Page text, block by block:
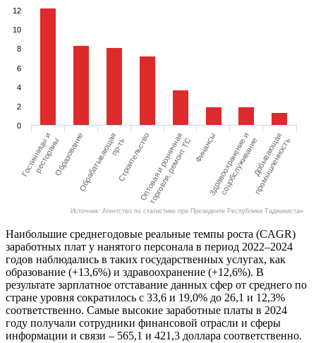
Гостинницы и
рестораныОбразованиеОбрабатывающаяпр-тьСтроительствоОптовая и розничная
торговля, ремонт ТС ФинансыЗдравоохранение и
соцобслуживаниеДобывающая
промышленность
0
2
4
6
8
10
12
Источник: Агентство по статистике при Президенте Республики Таджикистан
Наибольшие среднегодовые реальные темпы роста (CAGR)
заработных плат у нанятого персонала в период 2022–2024
годов наблюдались в таких государственных услугах, как
образование (+13,6%) и здравоохранение (+12,6%). В
результате зарплатное отставание данных сфер от среднего по
стране уровня сократилось с 33,6 и 19,0% до 26,1 и 12,3%
соответственно. Самые высокие заработные платы в 2024
году получали сотрудники финансовой отрасли и сферы
информации и связи – 565,1 и 421,3 доллара соответственно.